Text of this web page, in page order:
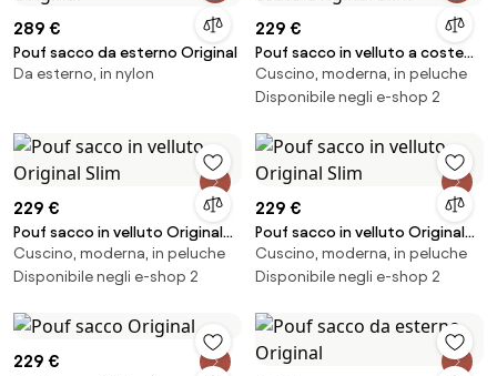
289 €
Pouf sacco da esterno Original
Da esterno, in nylon
229 €
Pouf sacco in velluto a coste
Original Slim
Cuscino, moderna, in peluche
Disponibile negli e-shop 2
229 €
Pouf sacco in velluto Original
Slim
Cuscino, moderna, in peluche
Disponibile negli e-shop 2
229 €
Pouf sacco in velluto Original
Slim
Cuscino, moderna, in peluche
Disponibile negli e-shop 2
229 €